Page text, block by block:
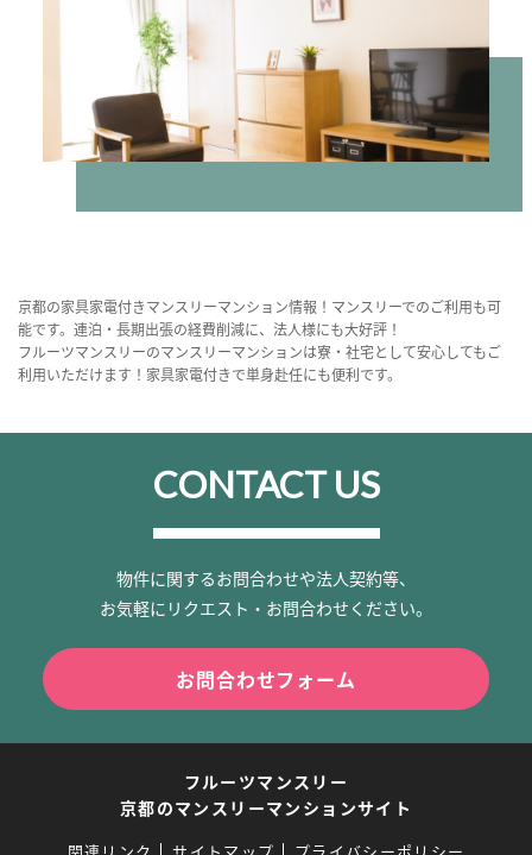
京都の家具家電付きマンスリーマンション情報！マンスリーでのご利用も可
能です。連泊・長期出張の経費削減に、法人様にも大好評！
フルーツマンスリーのマンスリーマンションは寮・社宅として安心してもご
利用いただけます！家具家電付きで単身赴任にも便利です。
CONTACT US
物件に関するお問合わせや法人契約等、
お気軽にリクエスト・お問合わせください。
お問合わせフォーム
フルーツマンスリー
京都のマンスリーマンションサイト
関連リンク サイトマップ プライバシーポリシー